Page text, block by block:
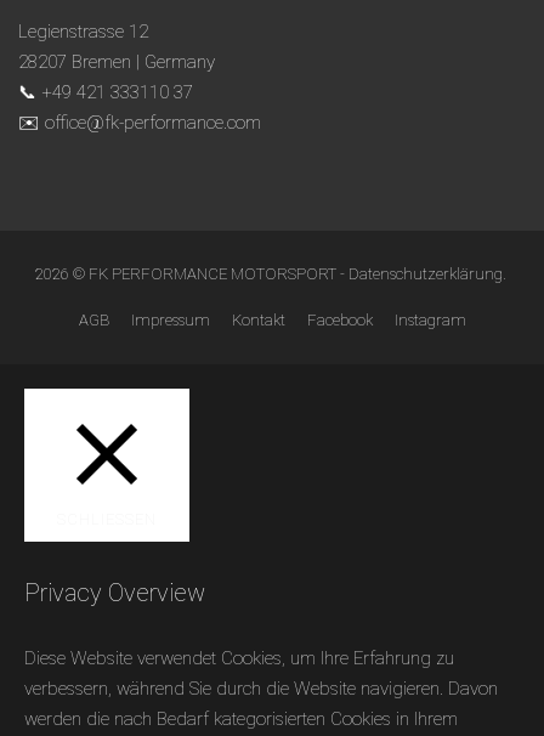
Legienstrasse 12
28207 Bremen | Germany
📞 +49 421 333110 37
✉️ office@fk-performance.com
2026 © FK PERFORMANCE MOTORSPORT - Datenschutzerklärung.
AGB Impressum Kontakt Facebook Instagram
Privacy Overview
Diese Website verwendet Cookies, um Ihre Erfahrung zu
verbessern, während Sie durch die Website navigieren. Davon
werden die nach Bedarf kategorisierten Cookies in Ihrem